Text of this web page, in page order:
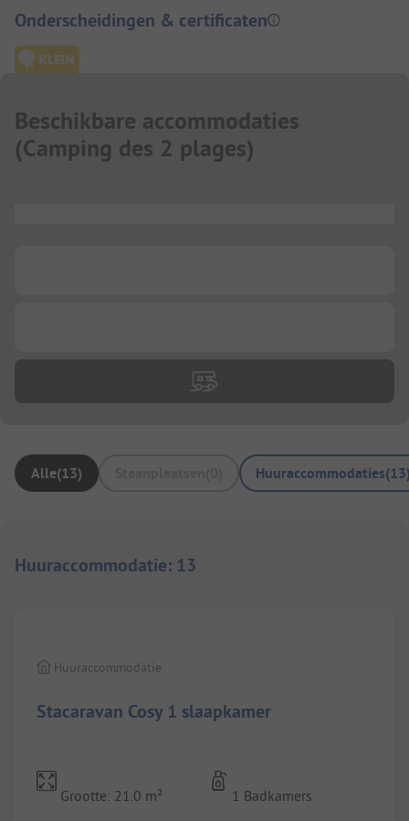
Onderscheidingen & certificaten
Beschikbare accommodaties
(Camping des 2 plages)
Alle(13) Huuraccommodaties(13
Huuraccommodatie: 13
Stacaravan Cosy 1 slaapkamer
Huuraccommodatie
Grootte: 21.0 m² 1 Badkamers